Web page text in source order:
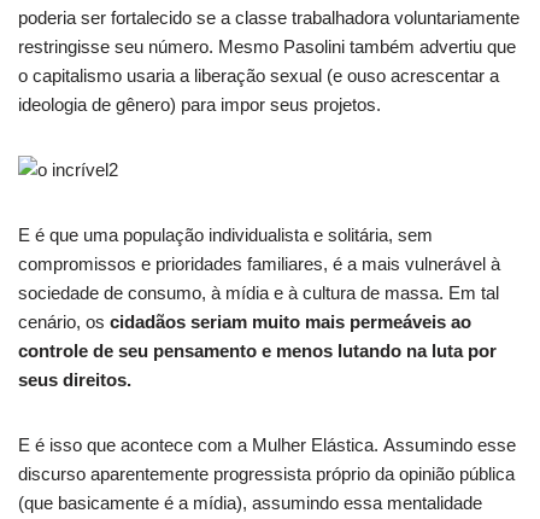
poderia ser fortalecido se a classe trabalhadora voluntariamente
restringisse seu número. Mesmo Pasolini também advertiu que
o capitalismo usaria a liberação sexual (e ouso acrescentar a
ideologia de gênero) para impor seus projetos.
E é que uma população individualista e solitária, sem
compromissos e prioridades familiares, é a mais vulnerável à
sociedade de consumo, à mídia e à cultura de massa. Em tal
cenário, os cidadãos seriam muito mais permeáveis ​​ao
controle de seu pensamento e menos lutando na luta por
seus direitos.
E é isso que acontece com a Mulher Elástica. Assumindo esse
discurso aparentemente progressista próprio da opinião pública
(que basicamente é a mídia), assumindo essa mentalidade